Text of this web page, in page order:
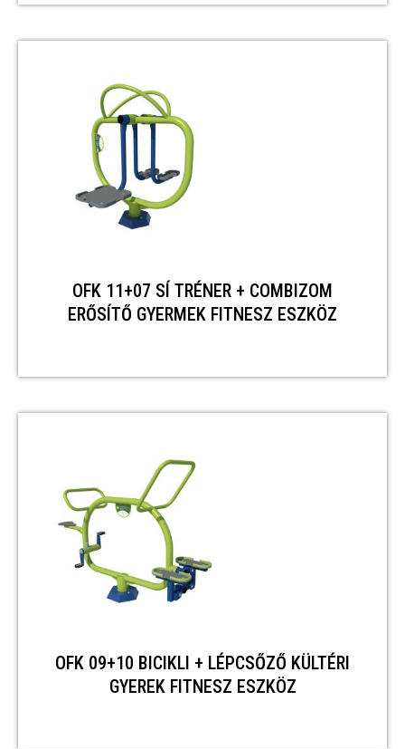
OFK 11+07 SÍ TRÉNER + COMBIZOM
ERŐSÍTŐ GYERMEK FITNESZ ESZKÖZ
OFK 09+10 BICIKLI + LÉPCSŐZŐ KÜLTÉRI
GYEREK FITNESZ ESZKÖZ